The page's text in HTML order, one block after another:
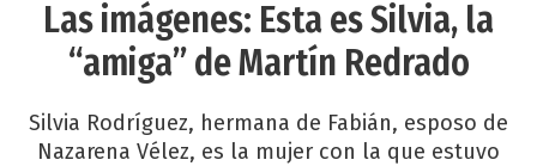
Las imágenes: Esta es Silvia, la
“amiga” de Martín Redrado
Silvia Rodríguez, hermana de Fabián, esposo de
Nazarena Vélez, es la mujer con la que estuvo